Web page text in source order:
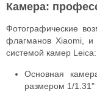
Камера:
Фотографические
флагманов Xiaomi,
системой камер Leica:
Основная
размером 1/1.31"